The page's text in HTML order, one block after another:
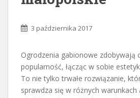
3 października 2017
Ogrodzenia gabionowe zdobywają
popularność, łącząc w sobie
To nie tylko trwałe rozwiązanie,
sprawdza się w różnych